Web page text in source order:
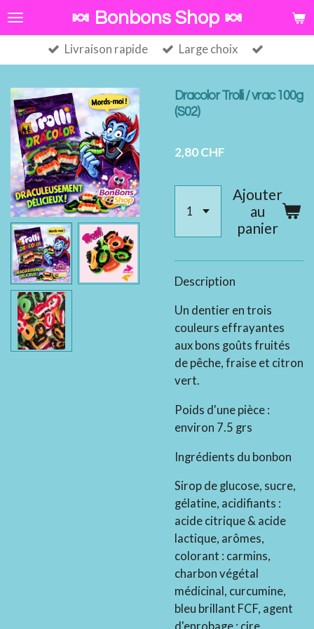
Passer
au
contenu
principal
🍬 Bonbons Shop 🍬
Livraison rapide Large choix
Dracolor Trolli / vrac 100g
(S02)
2,80 CHF
Ajouter
au
panier
Description
Un dentier en trois
couleurs effrayantes
aux bons goûts fruités
de pêche, fraise et citron
vert.
Poids d'une pièce :
environ 7.5 grs
Ingrédients du bonbon
Sirop de glucose, sucre,
gélatine, acidifiants :
acide citrique & acide
lactique, arômes,
colorant : carmins,
charbon végétal
médicinal, curcumine,
bleu brillant FCF, agent